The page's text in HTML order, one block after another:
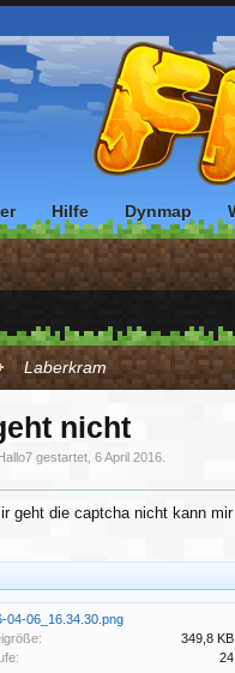
Laberkram
nicht
gestartet, 6 April 2016
geht die captcha nicht kann
04-06_16.34.30.png
349,8 KB
24
Hilfe Dynmap